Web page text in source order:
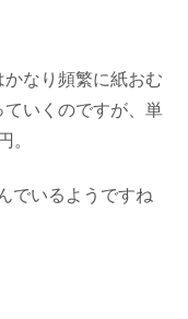
なり頻繁に紙おむ
いくのですが、単
。
でいるようですね